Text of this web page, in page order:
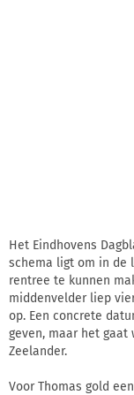
Het Eindhovens
schema ligt om in de
rentree te kunnen
middenvelder liep
op. Een concrete
geven, maar het gaat
Zeelander.
Voor Thomas gold